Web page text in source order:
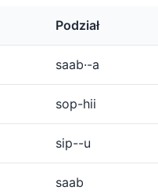
Podział
saab·-a
sop-hii
sip--u
saab